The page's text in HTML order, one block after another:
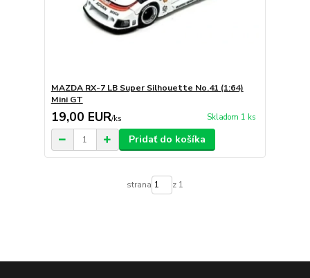
MAZDA RX-7 LB Super Silhouette No.41 (1:64)
Mini GT
19,00 EUR/ks Skladom 1 ks
Pridať do košíka
strana z 1